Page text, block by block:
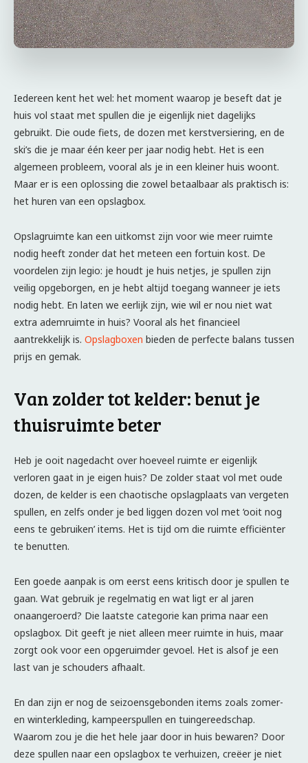
Iedereen kent het wel: het moment waarop je beseft dat je
huis vol staat met spullen die je eigenlijk niet dagelijks
gebruikt. Die oude fiets, de dozen met kerstversiering, en de
ski’s die je maar één keer per jaar nodig hebt. Het is een
algemeen probleem, vooral als je in een kleiner huis woont.
Maar er is een oplossing die zowel betaalbaar als praktisch is:
het huren van een opslagbox.
Opslagruimte kan een uitkomst zijn voor wie meer ruimte
nodig heeft zonder dat het meteen een fortuin kost. De
voordelen zijn legio: je houdt je huis netjes, je spullen zijn
veilig opgeborgen, en je hebt altijd toegang wanneer je iets
nodig hebt. En laten we eerlijk zijn, wie wil er nou niet wat
extra ademruimte in huis? Vooral als het financieel
aantrekkelijk is. Opslagboxen bieden de perfecte balans tussen
prijs en gemak.
Van zolder tot kelder: benut je
thuisruimte beter
Heb je ooit nagedacht over hoeveel ruimte er eigenlijk
verloren gaat in je eigen huis? De zolder staat vol met oude
dozen, de kelder is een chaotische opslagplaats van vergeten
spullen, en zelfs onder je bed liggen dozen vol met ‘ooit nog
eens te gebruiken’ items. Het is tijd om die ruimte efficiënter
te benutten.
Een goede aanpak is om eerst eens kritisch door je spullen te
gaan. Wat gebruik je regelmatig en wat ligt er al jaren
onaangeroerd? Die laatste categorie kan prima naar een
opslagbox. Dit geeft je niet alleen meer ruimte in huis, maar
zorgt ook voor een opgeruimder gevoel. Het is alsof je een
last van je schouders afhaalt.
En dan zijn er nog de seizoensgebonden items zoals zomer-
en winterkleding, kampeerspullen en tuingereedschap.
Waarom zou je die het hele jaar door in huis bewaren? Door
deze spullen naar een opslagbox te verhuizen, creëer je niet